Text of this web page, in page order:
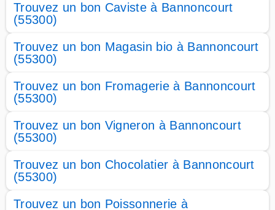
Trouvez un bon Caviste à Bannoncourt
(55300)
Trouvez un bon Magasin bio à Bannoncourt
(55300)
Trouvez un bon Fromagerie à Bannoncourt
(55300)
Trouvez un bon Vigneron à Bannoncourt
(55300)
Trouvez un bon Chocolatier à Bannoncourt
(55300)
Trouvez un bon Poissonnerie à